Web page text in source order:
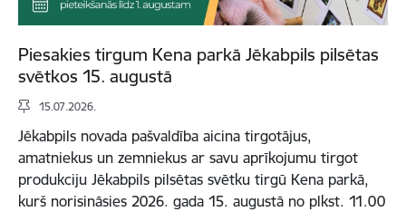
Piesakies tirgum Kena parkā Jēkabpils pilsētas
svētkos 15. augustā
15.07.2026.
Jēkabpils novada pašvaldība aicina tirgotājus,
amatniekus un zemniekus ar savu aprīkojumu tirgot
produkciju Jēkabpils pilsētas svētku tirgū Kena parkā,
kurš norisināsies 2026. gada 15. augustā no plkst. 11.00